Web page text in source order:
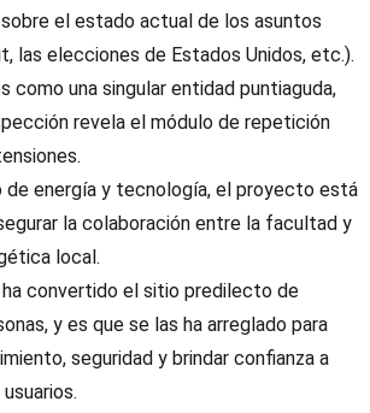
el estado actual de los asuntos
las elecciones de Estados Unidos, etc.).
como una singular entidad puntiaguda,
revela el módulo de repetición
de energía y tecnología, el proyecto está
la colaboración entre la facultad y
local.
convertido el sitio predilecto de
y es que se las ha arreglado para
seguridad y brindar confianza a